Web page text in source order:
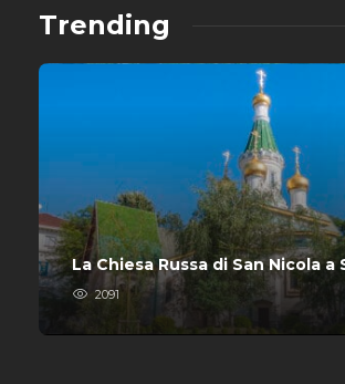
Trending
La Chiesa Russa di San Nicola a
2091